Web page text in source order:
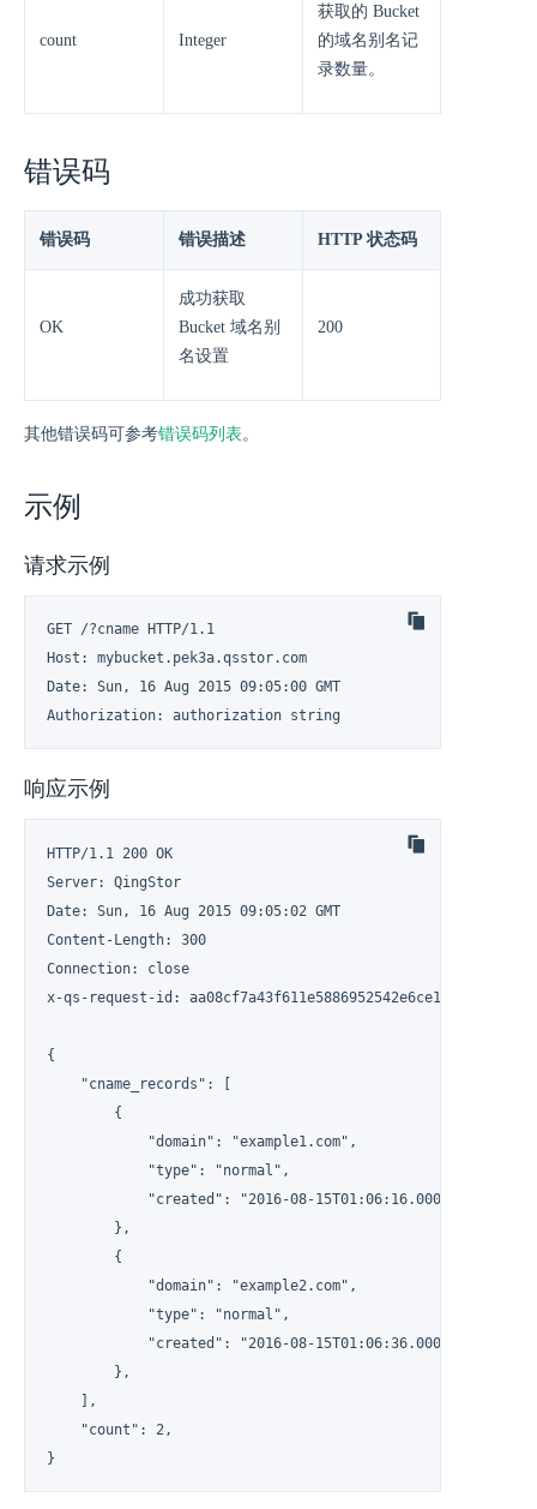
count Integer
获取的 Bucket
的域名别名记
录数量。
错误码
错误码 错误描述 HTTP 状态码
OK
成功获取
Bucket 域名别
名设置
200
其他错误码可参考错误码列表 。
示例
请求示例
GET /?cname HTTP/1.1
Host: mybucket.pek3a.qsstor.com
Date: Sun, 16 Aug 2015 09:05:00 GMT
Authorization: authorization string
响应示例
HTTP/1.1 200 OK
Server: QingStor
Date: Sun, 16 Aug 2015 09:05:02 GMT
Content-Length: 300
Connection: close
x-qs-request-id: aa08cf7a43f611e5886952542e6ce14b
{
    "cname_records": [
        {
            "domain": "example1.com",
            "type": "normal",
            "created": "2016-08-15T01:06:16.000Z",
        },
        {
            "domain": "example2.com",
            "type": "normal",
            "created": "2016-08-15T01:06:36.000Z",
        },
    ],
    "count": 2,
}